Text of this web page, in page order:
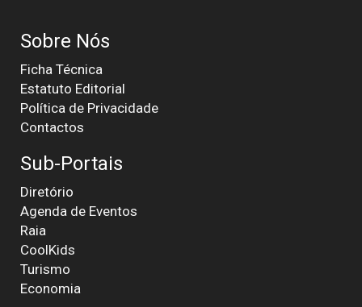
Sobre Nós
Ficha Técnica
Estatuto Editorial
Política de Privacidade
Contactos
Sub-Portais
Diretório
Agenda de Eventos
Raia
CoolKids
Turismo
Economia